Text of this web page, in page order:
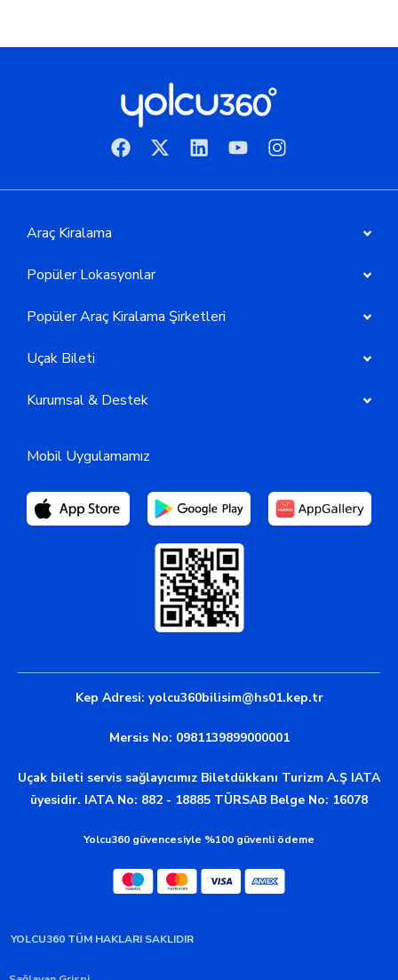
Araç Kiralama
Popüler Lokasyonlar
Popüler Araç Kiralama Şirketleri
Uçak Bileti
Kurumsal & Destek
Mobil Uygulamamız
Kep Adresi: yolcu360bilisim@hs01.kep.tr
Mersis No: 0981139899000001
Uçak bileti servis sağlayıcımız Biletdükkanı Turizm A.Ş IATA
üyesidir. IATA No: 882 - 18885 TÜRSAB Belge No: 16078
Yolcu360 güvencesiyle %100 güvenli ödeme
YOLCU360 TÜM HAKLARI SAKLIDIR